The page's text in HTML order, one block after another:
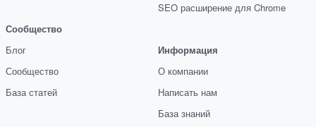
Сообщество
Блог
Сообщество
База статей
SEO расширение для Chrome
Информация
О компании
Написать нам
База знаний